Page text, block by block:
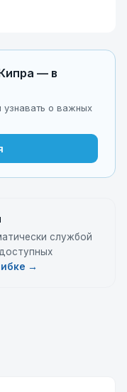
— в
о важных
службой
→